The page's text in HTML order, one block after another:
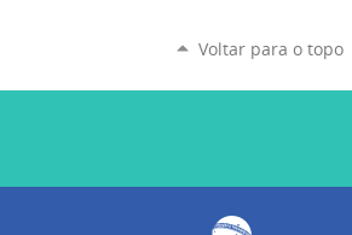
Voltar para o topo